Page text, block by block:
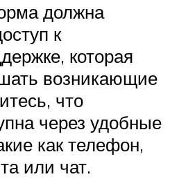
должна
к
которая
возникающие
что
через удобные
как телефон,
или чат.